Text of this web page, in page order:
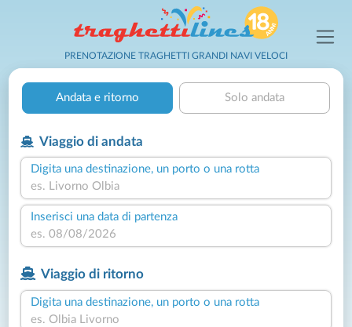
PRENOTAZIONE TRAGHETTI GRANDI NAVI VELOCI
Andata e ritorno Solo andata
Viaggio di andata
Digita una destinazione, un porto o una rotta
Inserisci una data di partenza
Viaggio di ritorno
Digita una destinazione, un porto o una rotta